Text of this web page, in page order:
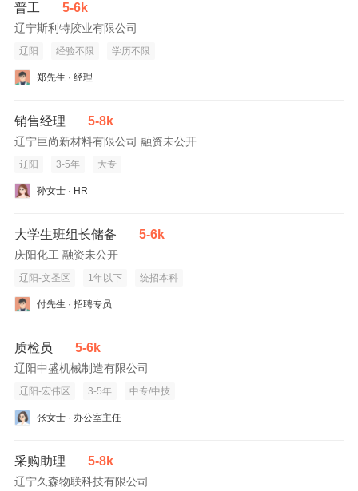
普工 5-6k
辽宁斯利特胶业有限公司
辽阳 经验不限 学历不限
郑先生 · 经理
销售经理 5-8k
辽宁巨尚新材料有限公司 融资未公开
辽阳 3-5年 大专
孙女士 · HR
大学生班组长储备 5-6k
庆阳化工 融资未公开
辽阳-文圣区 1年以下 统招本科
付先生 · 招聘专员
质检员 5-6k
辽阳中盛机械制造有限公司
辽阳-宏伟区 3-5年 中专/中技
张女士 · 办公室主任
采购助理 5-8k
辽宁久森物联科技有限公司